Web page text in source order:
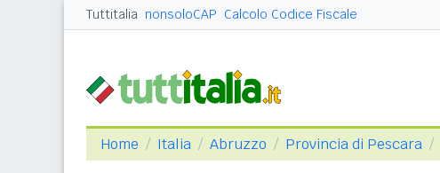
Tuttitalia nonsoloCAP Calcolo Codice Fiscale
Home Italia Abruzzo Provincia di Pescara